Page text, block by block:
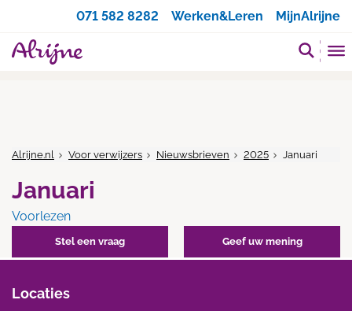
071 582 8282
Werken&Leren MijnAlrijne
Alrijne.nl Voor verwijzers Nieuwsbrieven 2025 Januari
Januari
Voorlezen
Stel een vraag Geef uw mening
Locaties